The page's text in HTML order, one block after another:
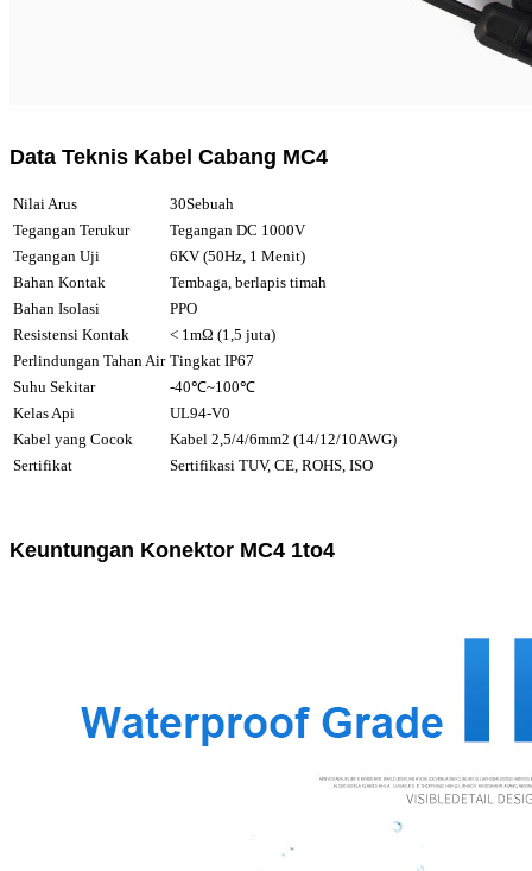
Data Teknis Kabel Cabang MC4
Nilai Arus
30Sebuah
Tegangan Terukur
Tegangan DC 1000V
Tegangan Uji
6KV (50Hz, 1 Menit)
Bahan Kontak
Tembaga, berlapis timah
Bahan Isolasi
PPO
Resistensi Kontak
< 1mΩ (1,5 juta)
Perlindungan Tahan Air Tingkat IP67
Suhu Sekitar
-40℃~100℃
Kelas Api
UL94-V0
Kabel yang Cocok
Kabel 2,5/4/6mm2 (14/12/10AWG)
Sertifikat
Sertifikasi TUV, CE, ROHS, ISO
Keuntungan Konektor MC4 1to4